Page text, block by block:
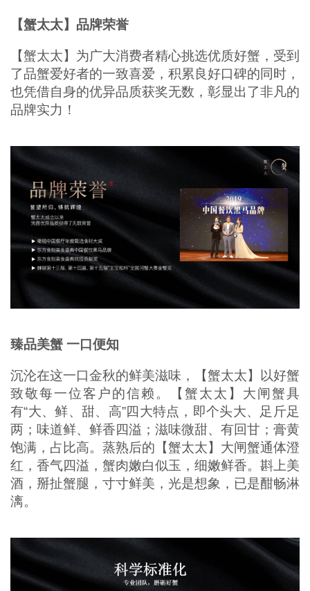
【蟹太太】品牌荣誉
【蟹太太】为广大消费者精心挑选优质好蟹，受到
了品蟹爱好者的一致喜爱，积累良好口碑的同时，
也凭借自身的优异品质获奖无数，彰显出了非凡的
品牌实力！
臻品美蟹 一口便知
沉沦在这一口金秋的鲜美滋味，【蟹太太】以好蟹
致敬每一位客户的信赖。【蟹太太】大闸蟹具
有“大、鲜、甜、高”四大特点，即个头大、足斤足
两；味道鲜、鲜香四溢；滋味微甜、有回甘；膏黄
饱满，占比高。蒸熟后的【蟹太太】大闸蟹通体澄
红，香气四溢，蟹肉嫩白似玉，细嫩鲜香。斟上美
酒，掰扯蟹腿，寸寸鲜美，光是想象，已是酣畅淋
漓。